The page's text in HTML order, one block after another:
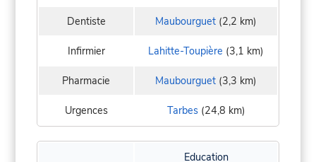
Dentiste Maubourguet (2,2 km)
Infirmier Lahitte-Toupière (3,1 km)
Pharmacie Maubourguet (3,3 km)
Urgences Tarbes(24,8 km)
Education